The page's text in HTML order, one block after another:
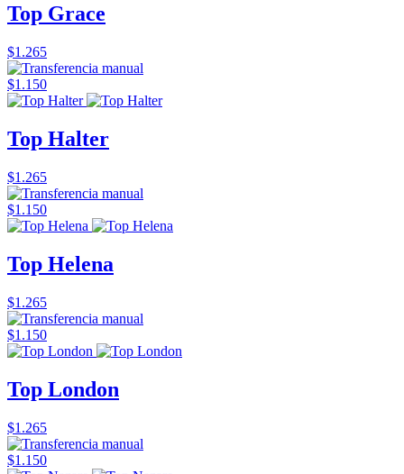
Top Grace
$1.265
$1.150
Top Halter
$1.265
$1.150
Top Helena
$1.265
$1.150
Top London
$1.265
$1.150